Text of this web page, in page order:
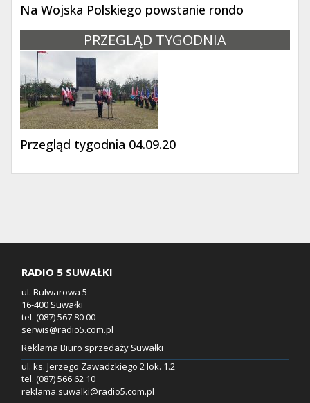
Na Wojska Polskiego powstanie rondo
PRZEGLĄD TYGODNIA
Przegląd tygodnia 04.09.20
RADIO 5 SUWAŁKI
ul. Bulwarowa 5
16-400 Suwałki
tel. (087) 567 80 00
serwis@radio5.com.pl
Reklama Biuro sprzedaży Suwałki
ul. ks. Jerzego Zawadzkiego 2 lok. 1.2
tel. (087) 566 62 10
reklama.suwalki@radio5.com.pl